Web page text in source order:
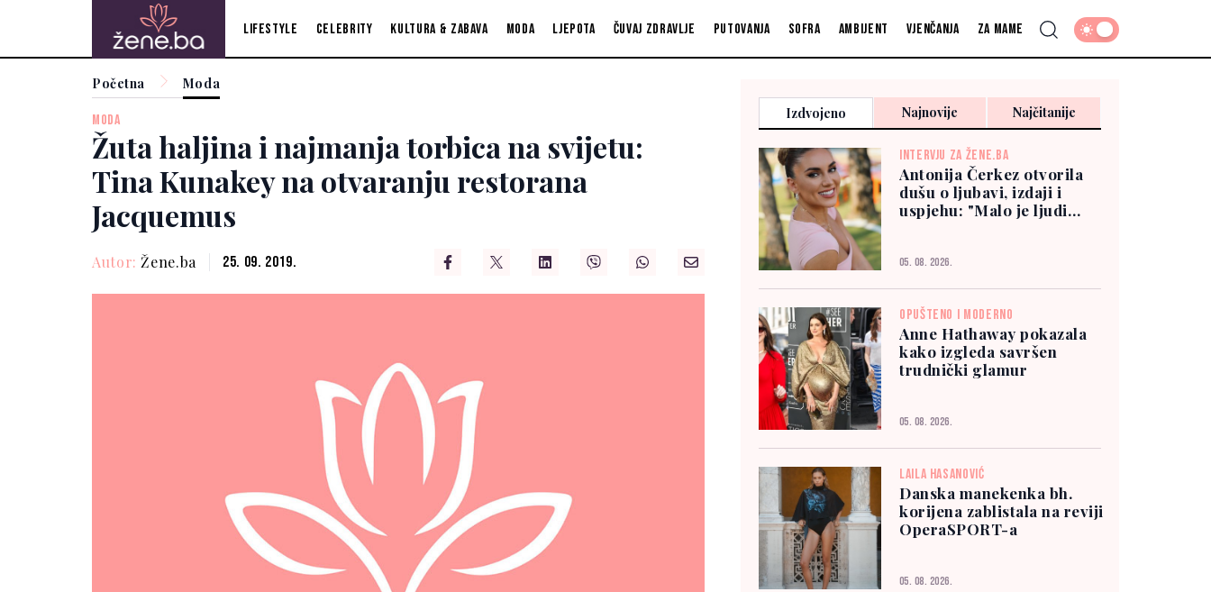
Lifestyle Celebrity Kultura & zabava Moda Ljepota Čuvaj zdravlje Putovanja Sofra Ambijent Vjenčanja Za mame
Početna Moda
MODA
Žuta haljina i najmanja torbica na svijetu:
Tina Kunakey na otvaranju restorana
Jacquemus
Autor: Žene.ba 25. 09. 2019.
Izdvojeno Najnovije Najčitanije
INTERVJU ZA ŽENE.BA
Antonija Čerkez otvorila
dušu o ljubavi, izdaji i
uspjehu: "Malo je ljudi
05. 08. 2026.
OPUŠTENO I MODERNO
Anne Hathaway pokazala
kako izgleda savršen
trudnički glamur
05. 08. 2026.
LAILA HASANOVIĆ
Danska manekenka bh.
korijena zablistala na reviji
OperaSPORT-a
05. 08. 2026.